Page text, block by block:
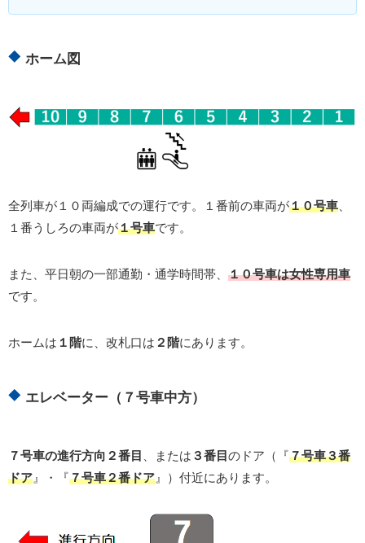
ホーム図
全列車が１０両編成での運行です。１番前の車両が１０号車
１番うしろの車両が１号車です。
また、平日朝の一部通勤・通学時間帯、 １０号車は女性専用車
です。
ホームは １階に、改札口は ２階にあります。
エレベーター（７号車中方）
７号車の進行方向２番目 、または ３番目 のドア（『７号車３番
ドア 』・『７号車２番ドア 』）付近にあります。